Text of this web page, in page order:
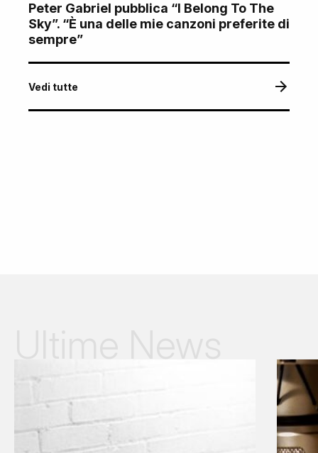
Peter Gabriel pubblica “I Belong To The
Sky”. “È una delle mie canzoni preferite di
sempre”
Vedi tutte